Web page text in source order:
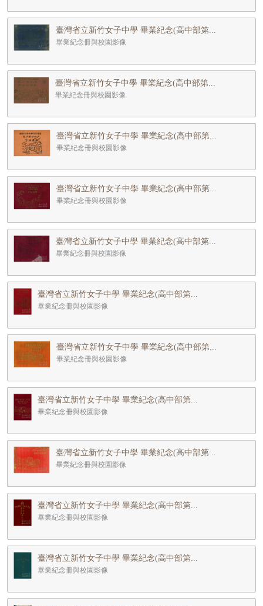
臺灣省立新竹女子中學 畢業紀念(高中部第...
畢業紀念冊與校園影像
臺灣省立新竹女子中學 畢業紀念(高中部第...
畢業紀念冊與校園影像
臺灣省立新竹女子中學 畢業紀念(高中部第...
畢業紀念冊與校園影像
臺灣省立新竹女子中學 畢業紀念(高中部第...
畢業紀念冊與校園影像
臺灣省立新竹女子中學 畢業紀念(高中部第...
畢業紀念冊與校園影像
臺灣省立新竹女子中學 畢業紀念(高中部第...
畢業紀念冊與校園影像
臺灣省立新竹女子中學 畢業紀念(高中部第...
畢業紀念冊與校園影像
臺灣省立新竹女子中學 畢業紀念(高中部第...
畢業紀念冊與校園影像
臺灣省立新竹女子中學 畢業紀念(高中部第...
畢業紀念冊與校園影像
臺灣省立新竹女子中學 畢業紀念(高中部第...
畢業紀念冊與校園影像
臺灣省立新竹女子中學 畢業紀念(高中部第...
畢業紀念冊與校園影像